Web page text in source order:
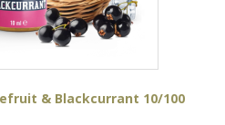
& Blackcurrant 10/100